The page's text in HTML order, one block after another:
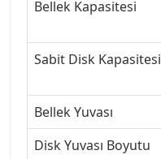
Bellek Kapasitesi
Sabit Disk Kapasitesi
Bellek Yuvası
Disk Yuvası Boyutu